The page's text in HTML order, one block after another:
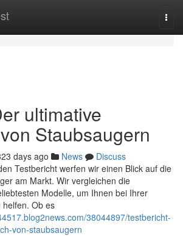
ultimative
Staubsaugern
days ago News
Discuss
Testbericht werfen wir einen Blick auf die
am Markt. Wir vergleichen die
Modelle, um Ihnen bei Ihrer
helfen. Ob es
38044897/testbericht-
von-staubsaugern